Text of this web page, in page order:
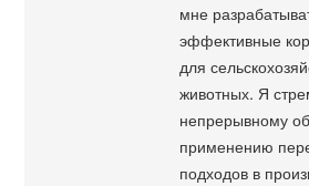
мне
эффективные
для
животных. Я
непрерывному
применению
подходов в